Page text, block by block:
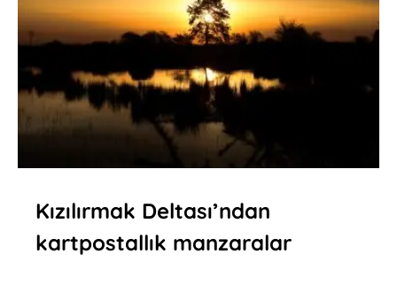
Kızılırmak Deltası’ndan
kartpostallık manzaralar